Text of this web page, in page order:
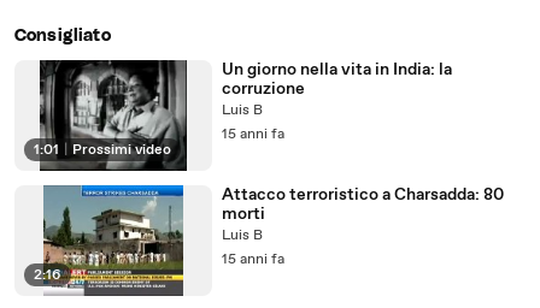
Consigliato
1:01 Prossimi video
Un giorno nella vita in India: la
corruzione
Luis B
15 anni fa
2:16
Attacco terroristico a Charsadda: 80
morti
Luis B
15 anni fa